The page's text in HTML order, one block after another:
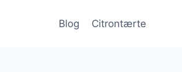
Blog Citrontærte